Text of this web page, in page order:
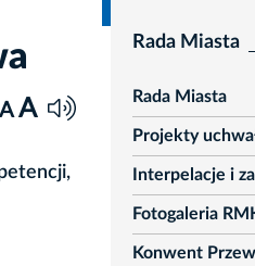
A A
Rada Miasta
Rada Miasta
rozwiń
Projekty
rozwiń
Interpelacje i
rozwiń
Fotogaleria
rozwiń
Konwent